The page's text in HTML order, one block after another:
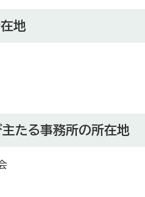
地
たる事務所の所在地